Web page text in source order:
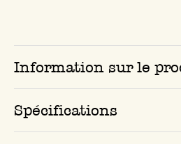
Information sur le
Spécifications